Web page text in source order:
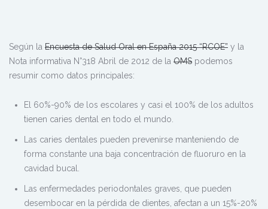
Según la Encuesta de Salud Oral en España 2015 “RCOE” y la
Nota informativa N°318 Abril de 2012 de la OMS podemos
resumir como datos principales:
El 60%-90% de los escolares y casi el 100% de los adultos
tienen caries dental en todo el mundo.
Las caries dentales pueden prevenirse manteniendo de
forma constante una baja concentración de fluoruro en la
cavidad bucal.
Las enfermedades periodontales graves, que pueden
desembocar en la pérdida de dientes, afectan a un 15%-20%